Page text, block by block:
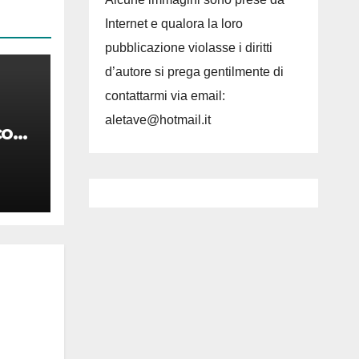
Internet e qualora la loro
pubblicazione violasse i diritti
d’autore si prega gentilmente di
contattarmi via email:
aletave@hotmail.it